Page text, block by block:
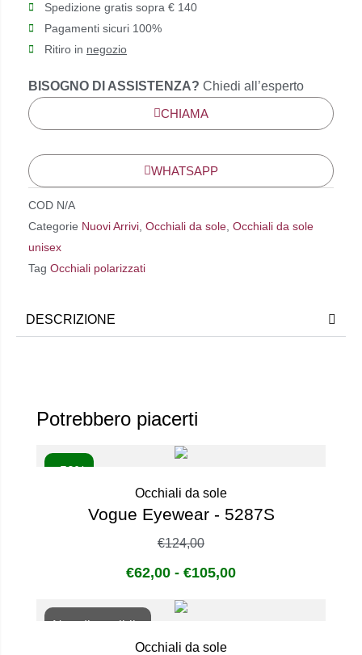
Spedizione gratis sopra € 140
Pagamenti sicuri 100%
Ritiro in negozio
BISOGNO DI ASSISTENZA? Chiedi all’esperto
CHIAMA
WHATSAPP
COD N/A
Categorie Nuovi Arrivi Occhiali da sole Occhiali da sole
unisex
Tag Occhiali polarizzati
DESCRIZIONE
Potrebbero piacerti
- 50%
Occhiali da sole
Vogue Eyewear - 5287S
€124,00
€62,00 - €105,00
Non disponibile
Occhiali da sole